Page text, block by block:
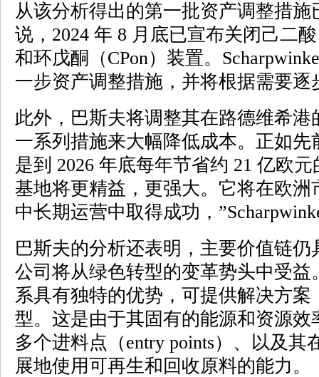
从该分析得出的第一批资产调整措
说，2024 年 8 月底已宣布关闭己二
和环戊酮（CPon）装置。
一步资产调整措施，并将根据需要逐
此外，巴斯夫将调整其在路德维希
一系列措施来大幅降低成本。正如
是到 2026 年底每年节省约 21 亿欧
基地将更精益，更强大。它将在欧
中长期运营中取得成功，
巴斯夫的分析还表明，主要价值链
公司将从绿色转型的变革势头中受
系具有独特的优势，可提供解决方
型。这是由于其固有的能源和资源
多个进料点（entry points）、以及其
展地使用可再生和回收原料的能力。